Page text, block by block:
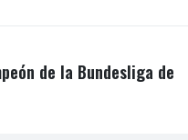
de la Bundesliga de